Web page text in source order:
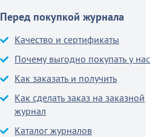
Перед покупкой журнала
Качество и сертификаты
Почему выгодно покупать у нас
Как заказать и получить
Как сделать заказ на заказной
журнал
Каталог журналов